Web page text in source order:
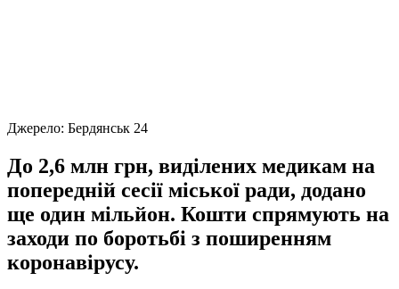
Джерело: Бердянськ 24
До 2,6 млн грн, виділених медикам на
попередній сесії міської ради, додано
ще один мільйон. Кошти спрямують на
заходи по боротьбі з поширенням
коронавірусу.